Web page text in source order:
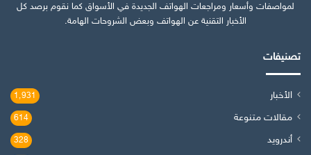
لمواصفات وأسعار ومراجعات الهواتف الجديدة في الأسواق كما نقوم برصد كل
الأخبار التقنية عن الهواتف وبعض الشروحات الهامة.
تصنيفات
الأخبار 1٬931
مقالات متنوعة 614
أندرويد 328